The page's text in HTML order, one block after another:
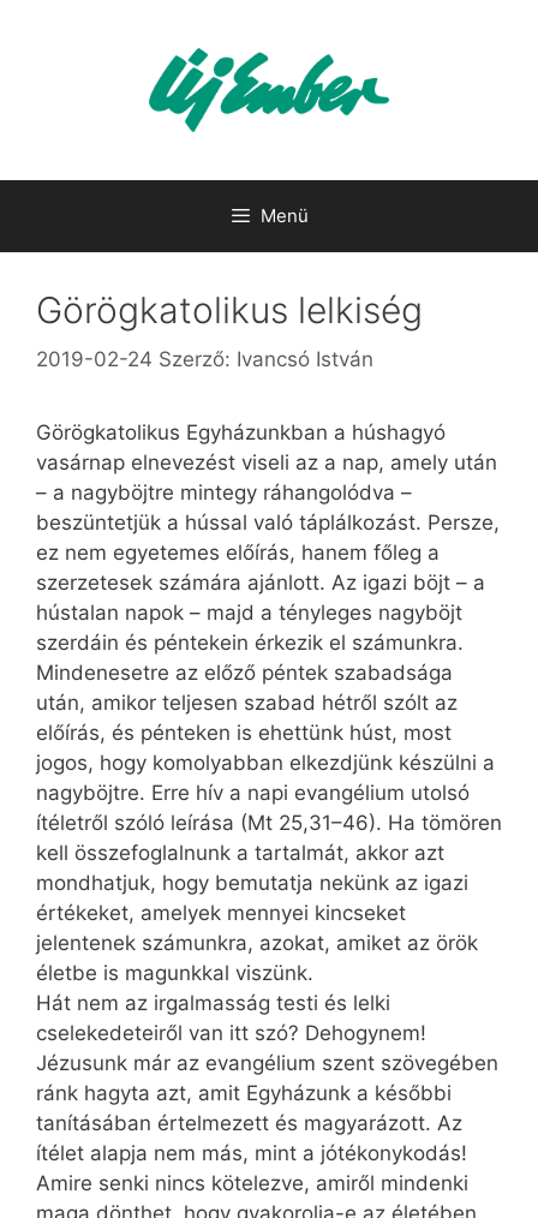
Menü
Görögkatolikus lelkiség
2019-02-24 Szerző: Ivancsó István
Görögkatolikus Egyházunkban a húshagyó
vasárnap elnevezést viseli az a nap, amely után
– a nagyböjtre mintegy ráhangolódva –
beszüntetjük a hússal való táplálkozást. Persze,
ez nem egyetemes előírás, hanem főleg a
szerzetesek számára ajánlott. Az igazi böjt – a
hústalan napok – majd a tényleges nagyböjt
szerdáin és péntekein érkezik el számunkra.
Mindenesetre az előző péntek szabadsága
után, amikor teljesen szabad hétről szólt az
előírás, és pénteken is ehettünk húst, most
jogos, hogy komolyabban elkezdjünk készülni a
nagyböjtre. Erre hív a napi evangélium utolsó
ítéletről szóló leírása (Mt 25,31–46). Ha tömören
kell összefoglalnunk a tartalmát, akkor azt
mondhatjuk, hogy bemutatja nekünk az igazi
értékeket, amelyek mennyei kincseket
jelentenek számunkra, azokat, amiket az örök
életbe is magunkkal viszünk.
Hát nem az irgalmasság testi és lelki
cselekedeteiről van itt szó? Dehogynem!
Jézusunk már az evangélium szent szövegében
ránk hagyta azt, amit Egyházunk a későbbi
tanításában értelmezett és magyarázott. Az
ítélet alapja nem más, mint a jótékonykodás!
Amire senki nincs kötelezve, amiről mindenki